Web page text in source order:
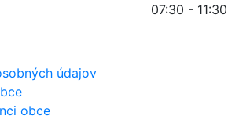
07:30 - 11:30
údajov
obce